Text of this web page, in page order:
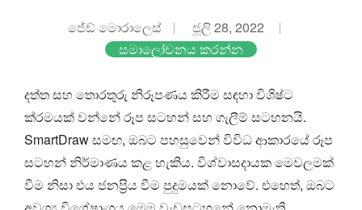
ජේඩ් මොරාලෙස්
ජූලි 28, 2022
සමාලෝචනය කරන්න
දත්ත සහ තොරතුරු නිරූපණය කිරීම සඳහා විශිෂ්ට
ක්රමයක් වන්නේ රූප සටහන් සහ ගැලීම් සටහනයි.
SmartDraw සමඟ, ඔබට පහසුවෙන් විවිධ ආකාරයේ රූප
සටහන් නිර්මාණය කළ හැකිය. විශ්වාසදායක මෙවලමක්
වීම නිසා එය ජනප්‍රිය වීම පුදුමයක් නොවේ. එහෙත්, ඔබට